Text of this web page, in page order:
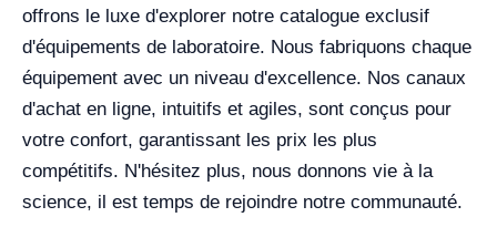
offrons le luxe d'explorer notre catalogue exclusif
d'équipements de laboratoire. Nous fabriquons chaque
équipement avec un niveau d'excellence. Nos canaux
d'achat en ligne, intuitifs et agiles, sont conçus pour
votre confort, garantissant les prix les plus
compétitifs. N'hésitez plus, nous donnons vie à la
science, il est temps de rejoindre notre communauté.